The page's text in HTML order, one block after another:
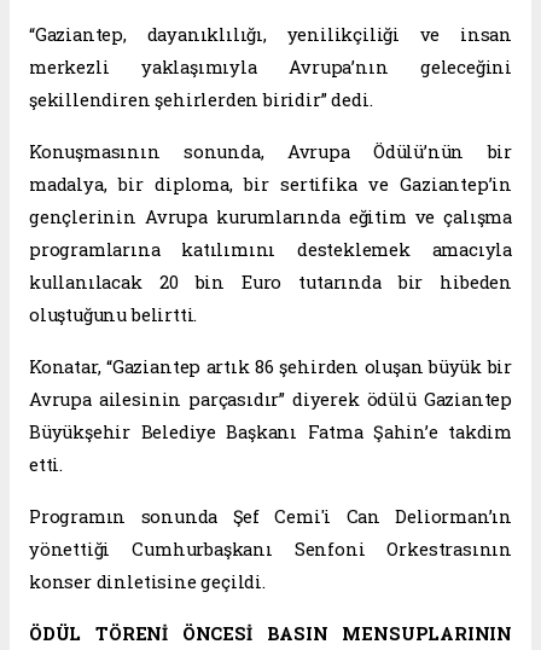
“Gaziantep, dayanıklılığı, yenilikçiliği ve insan
merkezli yaklaşımıyla Avrupa’nın geleceğini
şekillendiren şehirlerden biridir” dedi.
Konuşmasının sonunda, Avrupa Ödülü’nün bir
madalya, bir diploma, bir sertifika ve Gaziantep’in
gençlerinin Avrupa kurumlarında eğitim ve çalışma
programlarına katılımını desteklemek amacıyla
kullanılacak 20 bin Euro tutarında bir hibeden
oluştuğunu belirtti.
Konatar, “Gaziantep artık 86 şehirden oluşan büyük bir
Avrupa ailesinin parçasıdır” diyerek ödülü Gaziantep
Büyükşehir Belediye Başkanı Fatma Şahin’e takdim
etti.
Programın sonunda Şef Cemi'i Can Deliorman’ın
yönettiği Cumhurbaşkanı Senfoni Orkestrasının
konser dinletisine geçildi.
ÖDÜL TÖRENİ ÖNCESİ BASIN MENSUPLARININ